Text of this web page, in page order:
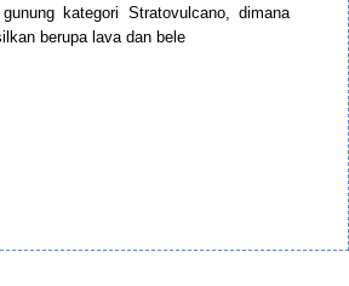
kategori Stratovulcano, dimana
berupa lava dan bele